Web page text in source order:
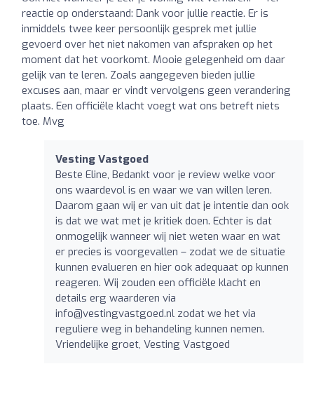
reactie op onderstaand: Dank voor jullie reactie. Er is
inmiddels twee keer persoonlijk gesprek met jullie
gevoerd over het niet nakomen van afspraken op het
moment dat het voorkomt. Mooie gelegenheid om daar
gelijk van te leren. Zoals aangegeven bieden jullie
excuses aan, maar er vindt vervolgens geen verandering
plaats. Een officiële klacht voegt wat ons betreft niets
toe. Mvg
Vesting Vastgoed
Beste Eline, Bedankt voor je review welke voor
ons waardevol is en waar we van willen leren.
Daarom gaan wij er van uit dat je intentie dan ook
is dat we wat met je kritiek doen. Echter is dat
onmogelijk wanneer wij niet weten waar en wat
er precies is voorgevallen – zodat we de situatie
kunnen evalueren en hier ook adequaat op kunnen
reageren. Wij zouden een officiële klacht en
details erg waarderen via
info@vestingvastgoed.nl zodat we het via
reguliere weg in behandeling kunnen nemen.
Vriendelijke groet, Vesting Vastgoed